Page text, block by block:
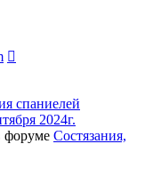
спаниелей
2024г.
форуме Состязания,